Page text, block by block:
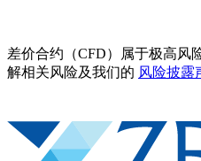
差价合约（CFD）属于极高风
解相关风险及我们的 风险披露